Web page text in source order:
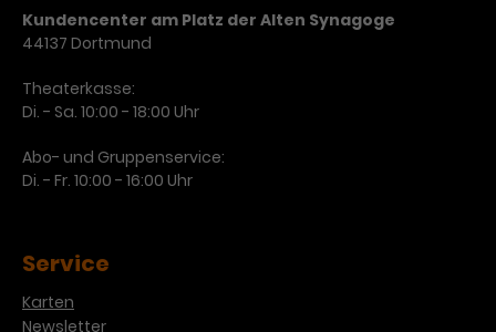
Kundencenter am Platz der Alten Synagoge
44137 Dortmund
Theaterkasse:
Di. - Sa. 10:00 - 18:00 Uhr
Abo- und Gruppenservice:
Di. - Fr. 10:00 - 16:00 Uhr
Service
Karten
Newsletter